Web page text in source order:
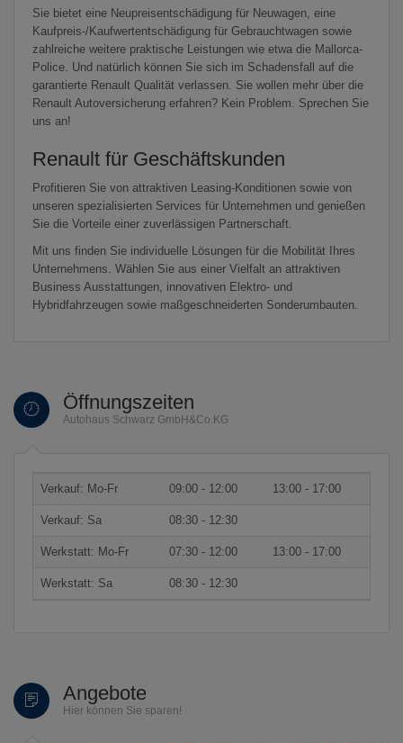
Sie bietet eine Neupreisentschädigung für Neuwagen, eine
Kaufpreis-/Kaufwertentschädigung für Gebrauchtwagen sowie
zahlreiche weitere praktische Leistungen wie etwa die Mallorca-
Police. Und natürlich können Sie sich im Schadensfall auf die
garantierte Renault Qualität verlassen. Sie wollen mehr über die
Renault Autoversicherung erfahren? Kein Problem. Sprechen Sie
uns an!
Renault für Geschäftskunden
Profitieren Sie von attraktiven Leasing-Konditionen sowie von
unseren spezialisierten Services für Unternehmen und genießen
Sie die Vorteile einer zuverlässigen Partnerschaft.
Mit uns finden Sie individuelle Lösungen für die Mobilität Ihres
Unternehmens. Wählen Sie aus einer Vielfalt an attraktiven
Business Ausstattungen, innovativen Elektro- und
Hybridfahrzeugen sowie maßgeschneiderten Sonderumbauten.
Öffnungszeiten
Autohaus Schwarz GmbH&Co.KG
Verkauf: Mo-Fr 09:00 - 12:00 13:00 - 17:00
Verkauf: Sa 08:30 - 12:30
Werkstatt: Mo-Fr 07:30 - 12:00 13:00 - 17:00
Werkstatt: Sa 08:30 - 12:30
Angebote
Hier können Sie sparen!